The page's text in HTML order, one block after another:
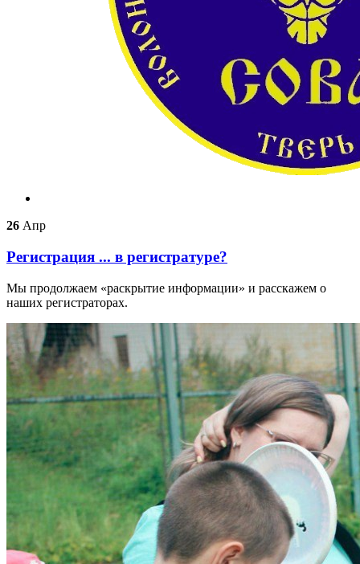
26 Апр
Регистрация ... в регистратуре?
Мы продолжаем «раскрытие информации» и расскажем о
наших регистраторах.